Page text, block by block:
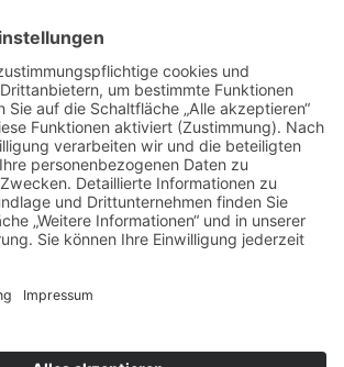
Urlaubsservice
Bücher, Karten & CD's
Ihre Anreise
Wetter
Links
Nutzungsbedingungen
Datenschutz